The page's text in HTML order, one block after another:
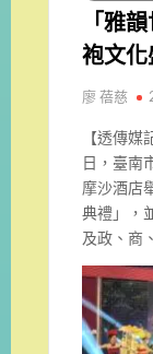
「雅
袍文
廖 蓓慈
【透傳
日，臺南
摩沙酒店
典禮」，
及政、商